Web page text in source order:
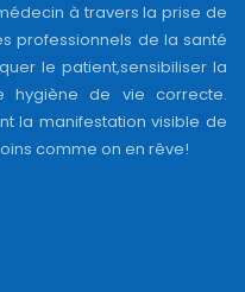
à travers la prise de
professionnels de la santé
le patient,sensibiliser la
hygiène de vie correcte.
la manifestation visible de
comme on en rêve!